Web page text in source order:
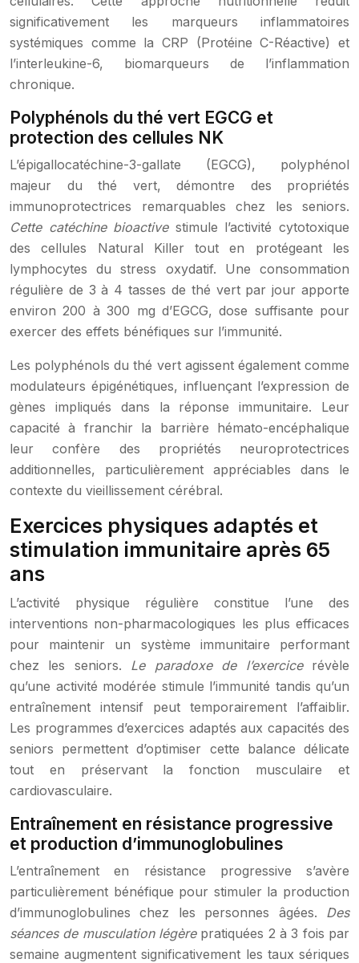
significativement les marqueurs inflammatoires
systémiques comme la CRP (Protéine C-Réactive) et
l’interleukine-6, biomarqueurs de l’inflammation
chronique.
Polyphénols du thé vert EGCG et
protection des cellules NK
L’épigallocatéchine-3-gallate (EGCG), polyphénol
majeur du thé vert, démontre des propriétés
immunoprotectrices remarquables chez les seniors.
Cette catéchine bioactive stimule l’activité cytotoxique
des cellules Natural Killer tout en protégeant les
lymphocytes du stress oxydatif. Une consommation
régulière de 3 à 4 tasses de thé vert par jour apporte
environ 200 à 300 mg d’EGCG, dose suffisante pour
exercer des effets bénéfiques sur l’immunité.
Les polyphénols du thé vert agissent également comme
modulateurs épigénétiques, influençant l’expression de
gènes impliqués dans la réponse immunitaire. Leur
capacité à franchir la barrière hémato-encéphalique
leur confère des propriétés neuroprotectrices
additionnelles, particulièrement appréciables dans le
contexte du vieillissement cérébral.
Exercices physiques adaptés et
stimulation immunitaire après 65
ans
L’activité physique régulière constitue l’une des
interventions non-pharmacologiques les plus efficaces
pour maintenir un système immunitaire performant
chez les seniors. Le paradoxe de l’exercice révèle
qu’une activité modérée stimule l’immunité tandis qu’un
entraînement intensif peut temporairement l’affaiblir.
Les programmes d’exercices adaptés aux capacités des
seniors permettent d’optimiser cette balance délicate
tout en préservant la fonction musculaire et
cardiovasculaire.
Entraînement en résistance progressive
et production d’immunoglobulines
L’entraînement en résistance progressive s’avère
particulièrement bénéfique pour stimuler la production
d’immunoglobulines chez les personnes âgées. Des
séances de musculation légère pratiquées 2 à 3 fois par
semaine augmentent significativement les taux sériques